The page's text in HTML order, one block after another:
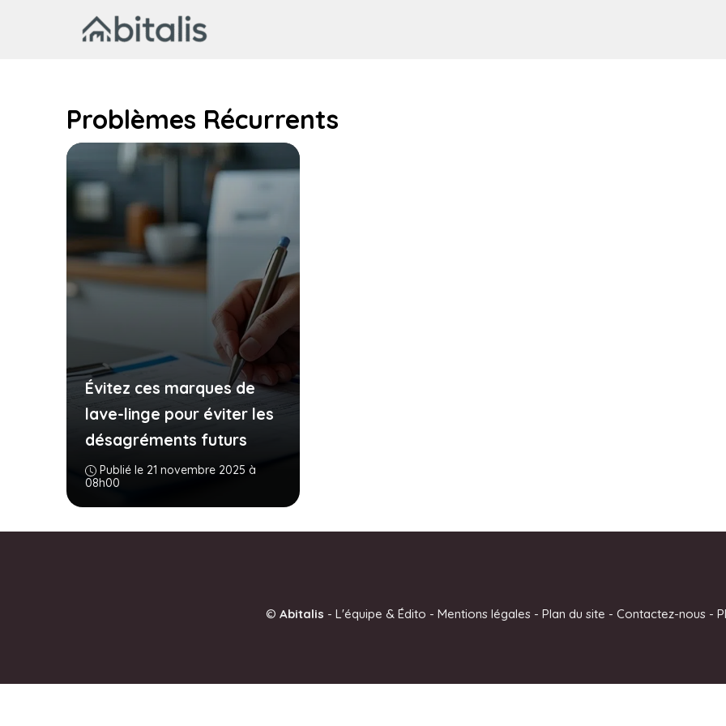
Problèmes Récurrents
Évitez ces marques de
lave-linge pour éviter les
désagréments futurs
Publié le 21 novembre 2025 à
08h00
© Abitalis - L'équipe & Édito - Mentions légales- Plan du site - Contactez-nous-